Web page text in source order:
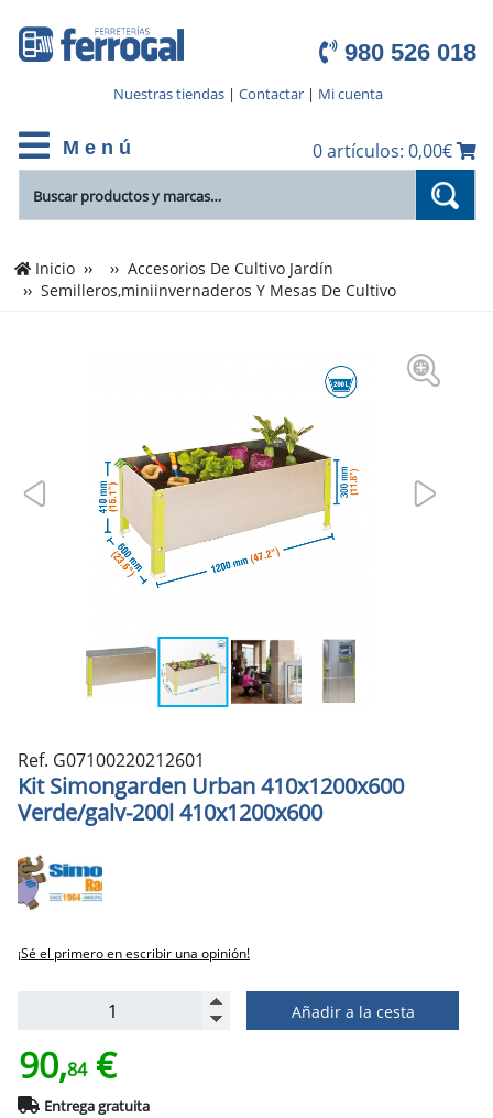
980 526 018
Nuestras tiendas| Contactar| Mi cuenta
M e n ú 0 artículos: 0,00€
Inicio
Accesorios De Cultivo Jardín
Semilleros,miniinvernaderos Y Mesas De Cultivo
Ref. G07100220212601
Kit Simongarden Urban 410x1200x600
Verde/galv-200l 410x1200x600
¡Sé el primero en escribir una opinión!
Añadir a la cesta
90,84€
Entrega gratuita